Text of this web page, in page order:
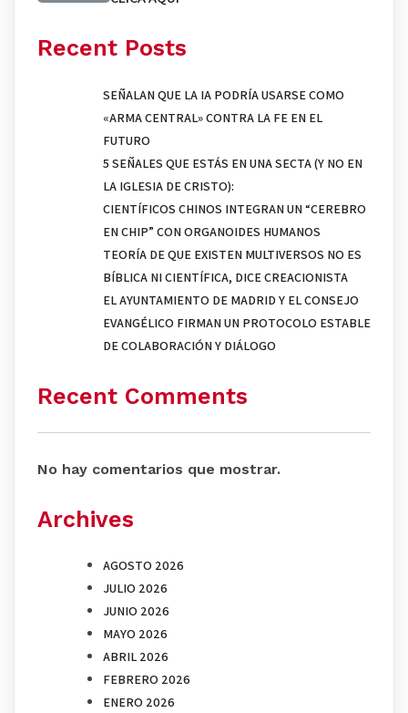
Recent Posts
SEÑALAN QUE LA IA PODRÍA USARSE COMO
«ARMA CENTRAL» CONTRA LA FE EN EL
FUTURO
5 SEÑALES QUE ESTÁS EN UNA SECTA (Y NO EN
LA IGLESIA DE CRISTO):
CIENTÍFICOS CHINOS INTEGRAN UN “CEREBRO
EN CHIP” CON ORGANOIDES HUMANOS
TEORÍA DE QUE EXISTEN MULTIVERSOS NO ES
BÍBLICA NI CIENTÍFICA, DICE CREACIONISTA
EL AYUNTAMIENTO DE MADRID Y EL CONSEJO
EVANGÉLICO FIRMAN UN PROTOCOLO ESTABLE
DE COLABORACIÓN Y DIÁLOGO
Recent Comments
No hay comentarios que mostrar.
Archives
AGOSTO 2026
JULIO 2026
JUNIO 2026
MAYO 2026
ABRIL 2026
FEBRERO 2026
ENERO 2026